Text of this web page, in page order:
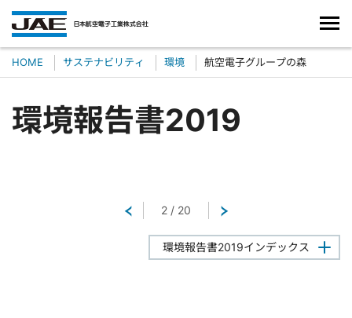
HOME サステナビリティ 環境 航空電子グループの森
環境報告書2019
戻る2 / 20
環境報告書2019インデックス